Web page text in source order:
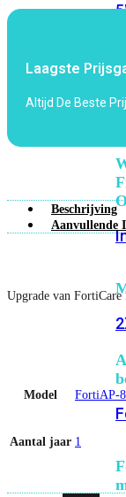
5
Laagste
Altijd De Beste
Beschrijving
Aanvullende
Upgrade van
Model FortiAP-
Aantal jaar 1